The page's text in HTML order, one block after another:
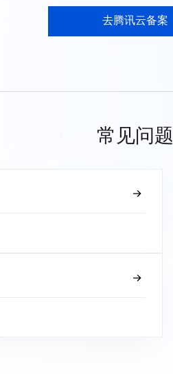
去腾讯云备案
常见问题